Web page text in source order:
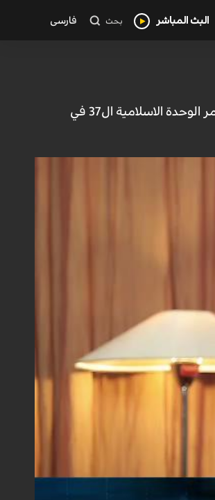
البث المباشر بحث فارسی
تحدث أستاذ الحوزة العلمية البحرانية الشيخ عبد الله الدقاق خلال مشاركته في برنامج لقاء خاص عن مؤتمر الوحدة الاسلامية ال37 في